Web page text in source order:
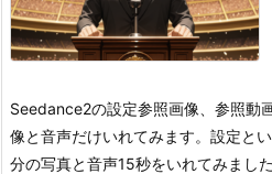
Seedance2の設定参照画像、参照動
像と音声だけいれてみます。 設定と
分の写真と音声15秒をいれてみまし